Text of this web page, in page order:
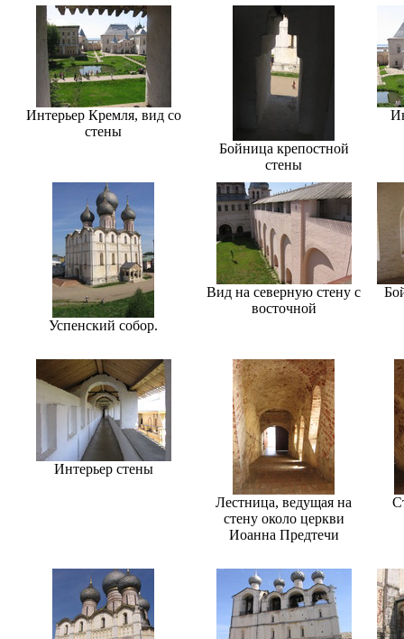
Интерьер Кремля, вид со
стены
Бойница крепостной
стены
Успенский собор.
Вид на северную стену с
восточной
Интерьер стены
Лестница, ведущая на
стену около церкви
Иоанна Предтечи